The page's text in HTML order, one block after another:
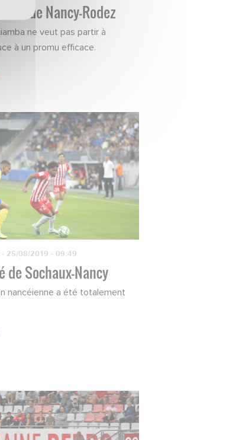
de Nancy-Rodez
ne veut pas partir à
à un promu efficace.
· 25/08/2019 - 09:49
de Sochaux-Nancy
nancéienne a été totalement